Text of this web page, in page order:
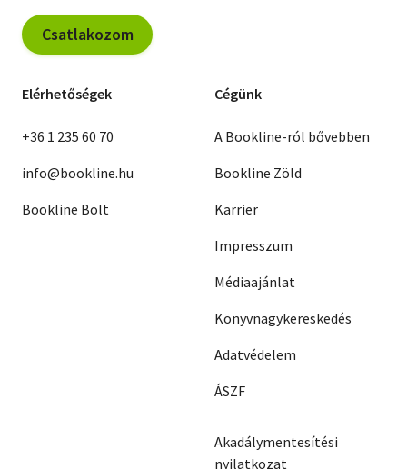
Csatlakozom
Elérhetőségek
+36 1 235 60 70
info@bookline.hu
Bookline Bolt
Cégünk
A Bookline-ról bővebben
Bookline Zöld
Karrier
Impresszum
Médiaajánlat
Könyvnagykereskedés
Adatvédelem
ÁSZF
Akadálymentesítési
nyilatkozat